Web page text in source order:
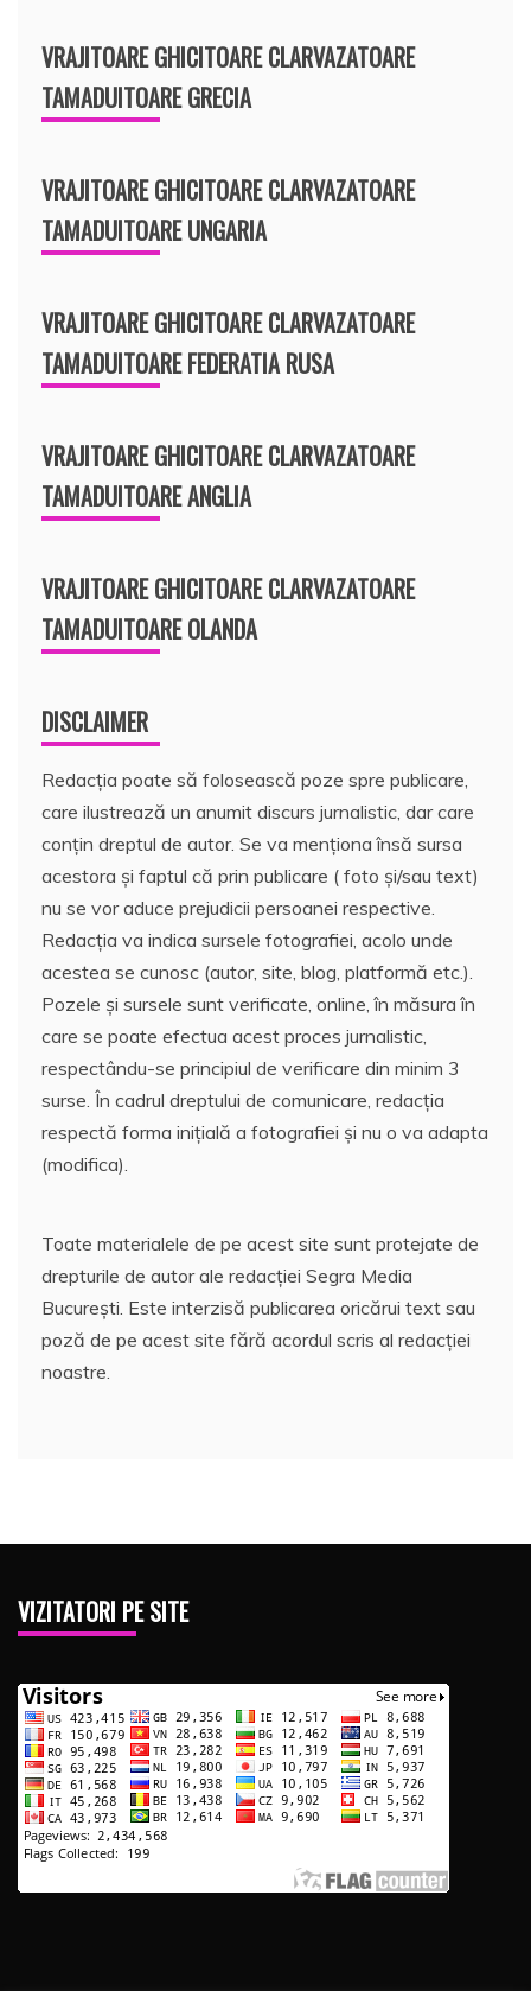
VRAJITOARE GHICITOARE CLARVAZATOARE
TAMADUITOARE GRECIA
VRAJITOARE GHICITOARE CLARVAZATOARE
TAMADUITOARE UNGARIA
VRAJITOARE GHICITOARE CLARVAZATOARE
TAMADUITOARE FEDERATIA RUSA
VRAJITOARE GHICITOARE CLARVAZATOARE
TAMADUITOARE ANGLIA
VRAJITOARE GHICITOARE CLARVAZATOARE
TAMADUITOARE OLANDA
DISCLAIMER
Redacția poate să folosească poze spre publicare,
care ilustrează un anumit discurs jurnalistic, dar care
conțin dreptul de autor. Se va menționa însă sursa
acestora și faptul că prin publicare ( foto și/sau text)
nu se vor aduce prejudicii persoanei respective.
Redacția va indica sursele fotografiei, acolo unde
acestea se cunosc (autor, site, blog, platformă etc.).
Pozele și sursele sunt verificate, online, în măsura în
care se poate efectua acest proces jurnalistic,
respectându-se principiul de verificare din minim 3
surse. În cadrul dreptului de comunicare, redacția
respectă forma inițială a fotografiei și nu o va adapta
(modifica).
Toate materialele de pe acest site sunt protejate de
drepturile de autor ale redacției Segra Media
București. Este interzisă publicarea oricărui text sau
poză de pe acest site fără acordul scris al redacției
noastre.
VIZITATORI PE SITE